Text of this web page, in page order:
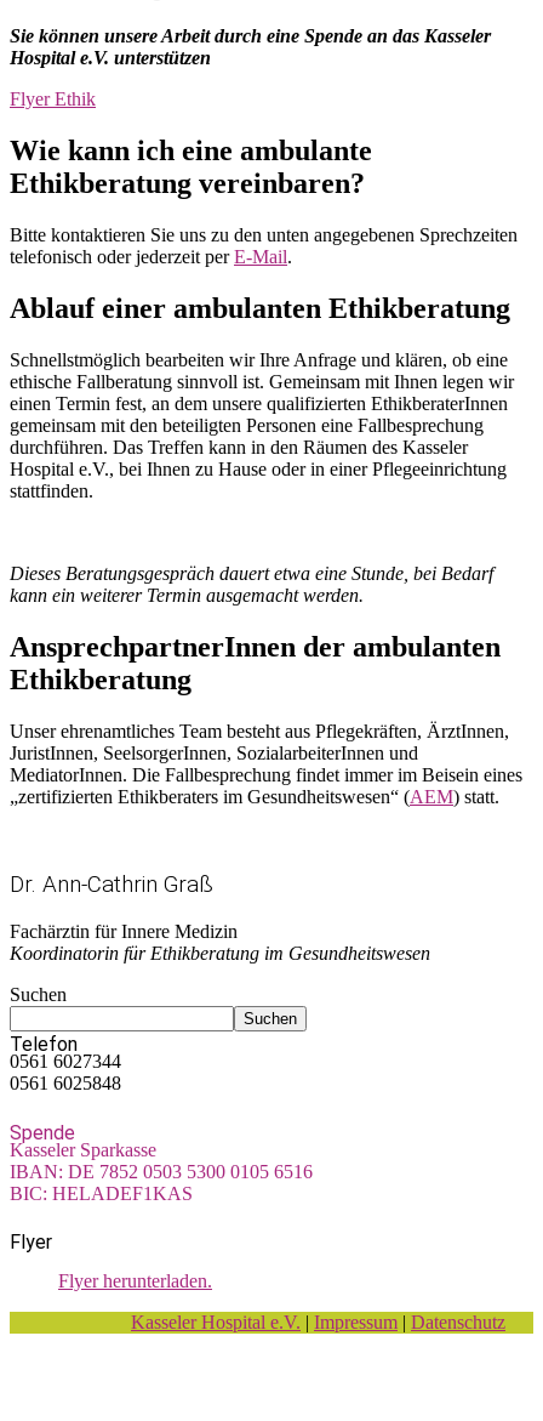
Sie können unsere Arbeit durch eine Spende an das Kasseler
Hospital e.V. unterstützen
Flyer Ethik
Wie kann ich eine ambulante
Ethikberatung vereinbaren?
Bitte kontaktieren Sie uns zu den unten angegebenen Sprechzeiten
telefonisch oder jederzeit perE-Mail.
Ablauf einer ambulanten Ethikberatung​
Schnellstmöglich bearbeiten wir Ihre Anfrage und klären, ob eine
ethische Fallberatung sinnvoll ist. Gemeinsam mit Ihnen legen wir
einen Termin fest, an dem unsere qualifizierten EthikberaterInnen
gemeinsam mit den beteiligten Personen eine Fallbesprechung
durchführen. Das Treffen kann in den Räumen des Kasseler
Hospital e.V., bei Ihnen zu Hause oder in einer Pflegeeinrichtung
stattfinden.
Dieses Beratungsgespräch dauert etwa eine Stunde, bei Bedarf
kann ein weiterer Termin ausgemacht werden.
AnsprechpartnerInnen der ambulanten
Ethikberatung
Unser ehrenamtliches Team besteht aus Pflegekräften, ÄrztInnen,
JuristInnen, SeelsorgerInnen, SozialarbeiterInnen und
MediatorInnen. Die Fallbesprechung findet immer im Beisein eines
„zertifizierten Ethikberaters im Gesundheitswesen“ (AEM) statt.
Dr. Ann-Cathrin Graß
Fachärztin für Innere Medizin
Koordinatorin für Ethikberatung im Gesundheitswesen
Suchen
Suchen
Telefon
0561 6027344
0561 6025848
Spende
Kasseler Sparkasse
IBAN: DE 7852 0503 5300 0105 6516
BIC: HELADEF1KAS
Flyer
Flyer herunterladen.
Kasseler Hospital e.V. | Impressum | Datenschutz